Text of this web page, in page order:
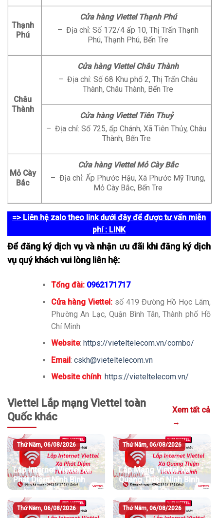
Thạnh
Phú
Cửa hàng Viettel Thạnh Phú
– Địa chỉ: Số 172/4 ấp 10, Thị Trấn Thạnh
Phú, Thạnh Phú, Bến Tre
Châu
Thành
Cửa hàng Viettel Châu Thành
– Địa chỉ: Số 68 Khu phố 2, Thị Trấn Châu
Thành, Châu Thành, Bến Tre
Cửa hàng Viettel Tiên Thuỷ
– Địa chỉ: Số 725, ấp Chánh, Xã Tiên Thủy, Châu
Thành, Bến Tre
Mỏ Cày
Bắc
Cửa hàng Viettel Mỏ Cày Bắc
– Địa chỉ: Ấp Phước Hậu, Xã Phước Mỹ Trung,
Mỏ Cày Bắc, Bến Tre
=> Liên hệ zalo theo link dưới đây để được tư vấn miễn
phí: LINK
Để đăng ký dịch vụ và nhận ưu đãi khi đăng ký dịch
vụ quý khách vui lòng liên hệ:
Tổng đài: 0962171717
Cửa hàng Viettel: số 419 Đường Hồ Học Lãm,
Phường An Lạc, Quận Bình Tân, Thành phố Hồ
Chí Minh
Website: https://vieteltelecom.vn/combo/
Email: cskh@vieteltelecom.vn
Website chính: https://vieteltelecom.vn/
Viettel Lắp mạng Viettel toàn
Quốc khác
Xem tất cả
→
Thứ Năm, 06/08/2026
Lắp Internet Viettel Xã
Phát Diệm Ninh Bình
Thứ Năm, 06/08/2026
Lắp Mạng Viettel Xã
Quang Thiện Ninh Bình
Thứ Năm, 06/08/2026 Thứ Năm, 06/08/2026